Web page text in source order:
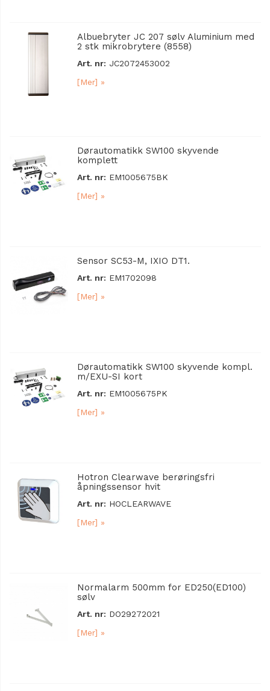
Albuebryter JC 207 sølv Aluminium med
2 stk mikrobrytere (8558)
Art. nr: JC2072453002
[Mer] »
Dørautomatikk SW100 skyvende
komplett
Art. nr: EM1005675BK
[Mer] »
Sensor SC53-M, IXIO DT1.
Art. nr: EM1702098
[Mer] »
Dørautomatikk SW100 skyvende kompl.
m/EXU-SI kort
Art. nr: EM1005675PK
[Mer] »
Hotron Clearwave berøringsfri
åpningssensor hvit
Art. nr: HOCLEARWAVE
[Mer] »
Normalarm 500mm for ED250(ED100)
sølv
Art. nr: DO29272021
[Mer] »